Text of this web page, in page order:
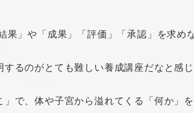
果」や「成果」「評価」「承認」を求め
するのがとても難しい養成講座だなと感
」で、体や子宮から溢れてくる「何か」